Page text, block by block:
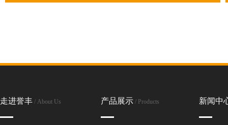
铝铭牌
走进誉丰 / About Us 产品展示 / Products 新闻中